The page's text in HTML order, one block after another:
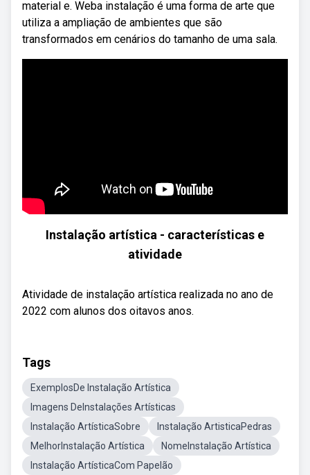
material e. Weba instalação é uma forma de arte que
utiliza a ampliação de ambientes que são
transformados em cenários do tamanho de uma sala.
Instalação artística - características e
atividade
Atividade de instalação artística realizada no ano de
2022 com alunos dos oitavos anos.
Tags
ExemplosDe Instalação Artística
Imagens DeInstalações Artísticas
Instalação ArtísticaSobre
Instalação ArtisticaPedras
MelhorInstalação Artística
NomeInstalação Artística
Instalação ArtísticaCom Papelão